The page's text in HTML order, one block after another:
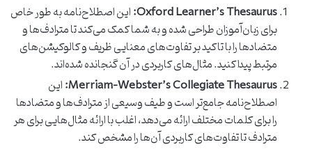
Oxford Learner’s Thesaurus: این اصطلاح‌نامه به طور خاص
برای زبان‌آموزان طراحی شده و به شما کمک می‌کند تا مترادف‌ها و
متضادها را با تاکید بر تفاوت‌های معنایی ظریف و کالوکیشن‌های
مرتبط پیدا کنید. مثال‌های کاربردی در آن گنجانده شده‌اند.
Merriam-Webster’s Collegiate Thesaurus: این
اصطلاح‌نامه جامع‌تر است و طیف وسیعی از مترادف‌ها و متضادها
را برای کلمات مختلف ارائه می‌دهد، اغلب با ارائه مثال‌هایی برای هر
مترادف تا تفاوت‌های کاربردی آن‌ها را مشخص کند.